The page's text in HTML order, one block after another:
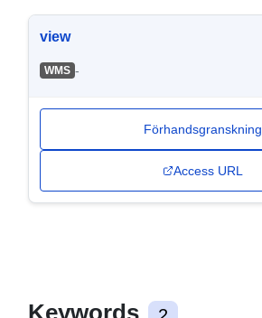
view
WMS -
Förhandsgranskning
Access URL